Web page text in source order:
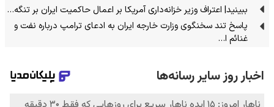
ببینید| اعتراف وزیر خزانه‌داری آمریکا بر اعمال حاکمیت ایران بر تنگه…
پاسخ تند سخنگوی وزارت خارجه ایران به ادعای ترامپ درباره نفت و
غنائم ا…